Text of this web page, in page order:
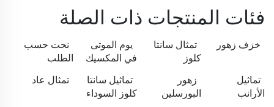
فئات المنتجات ذات الصلة
خزف زهور
تمثال سانتا
كلوز
يوم الموتى
في المكسيك
نحت حسب
الطلب
تماثيل
الأرانب
زهور
البورسلين
تماثيل سانتا
كلوز السوداء
تمثال عاد